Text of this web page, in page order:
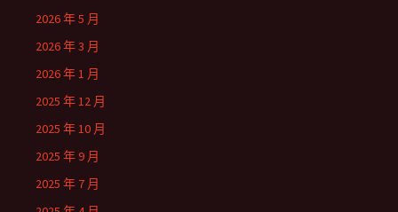
2026 年 5 月
2026 年 3 月
2026 年 1 月
2025 年 12 月
2025 年 10 月
2025 年 9 月
2025 年 7 月